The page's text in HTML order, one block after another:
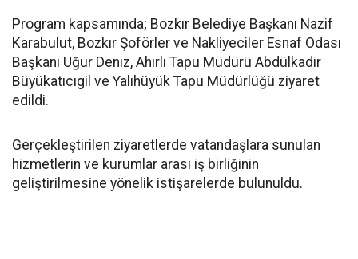
Program kapsamında; Bozkır Belediye Başkanı Nazif
Karabulut, Bozkır Şoförler ve Nakliyeciler Esnaf Odası
Başkanı Uğur Deniz, Ahırlı Tapu Müdürü Abdülkadir
Büyükatıcıgil ve Yalıhüyük Tapu Müdürlüğü ziyaret
edildi.
Gerçekleştirilen ziyaretlerde vatandaşlara sunulan
hizmetlerin ve kurumlar arası iş birliğinin
geliştirilmesine yönelik istişarelerde bulunuldu.